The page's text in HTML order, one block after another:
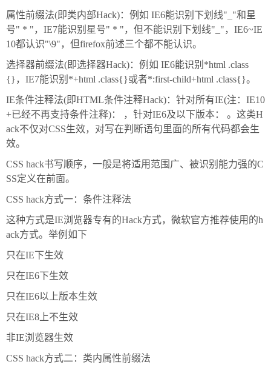
属性前缀法(即类内部Hack)：例如 IE6能识别下划线"_"和星
号" * "，IE7能识别星号" * "，但不能识别下划线"_"，IE6~IE
10都认识"\9"，但firefox前述三个都不能认识。
选择器前缀法(即选择器Hack)：例如 IE6能识别*html .class
{}，IE7能识别*+html .class{}或者*:first-child+html .class{}。
IE条件注释法(即HTML条件注释Hack)：针对所有IE(注：IE10
+已经不再支持条件注释)：
，针对IE6及以下版本： 。这类H
ack不仅对CSS生效，对写在判断语句里面的所有代码都会生
效。
CSS hack书写顺序，一般是将适用范围广、被识别能力强的C
SS定义在前面。
CSS hack方式一：条件注释法
这种方式是IE浏览器专有的Hack方式，微软官方推荐使用的h
ack方式。举例如下
只在IE下生效
只在IE6下生效
只在IE6以上版本生效
只在IE8上不生效
非IE浏览器生效
CSS hack方式二：类内属性前缀法